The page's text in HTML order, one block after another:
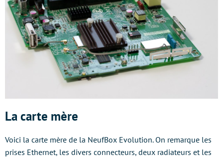
La carte mère
Voici la carte mère de la NeufBox Evolution. On remarque les
prises Ethernet, les divers connecteurs, deux radiateurs et les